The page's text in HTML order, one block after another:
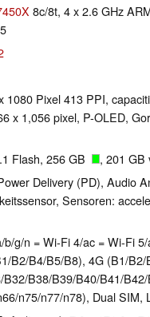
8c/8t, 4 x 2.6 GHz
1080 Pixel 413 PPI,
x 1,056 pixel, P-OLED,
Flash, 256 GB , 201 GB
Delivery (PD), Audio
Sensoren:
g/n = Wi-Fi 4/ac = Wi-Fi
​B2/​B4/​B5/​B8), 4G (B1/​
​B38/​B39/​B40/​B41/​
​n75/​n77/​n78), Dual SIM,